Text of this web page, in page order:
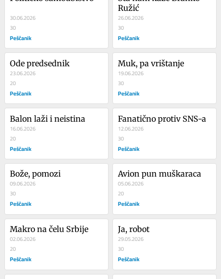
30.06.2026
30
Peščanik
Ružić
26.06.2026
30
Peščanik
Ode predsednik
23.06.2026
20
Peščanik
Muk, pa vrištanje
19.06.2026
30
Peščanik
Balon laži i neistina
16.06.2026
20
Peščanik
Fanatično protiv SNS-a
12.06.2026
30
Peščanik
Bože, pomozi
09.06.2026
30
Peščanik
Avion pun muškaraca
05.06.2026
20
Peščanik
Makro na čelu Srbije
02.06.2026
20
Peščanik
Ja, robot
29.05.2026
30
Peščanik